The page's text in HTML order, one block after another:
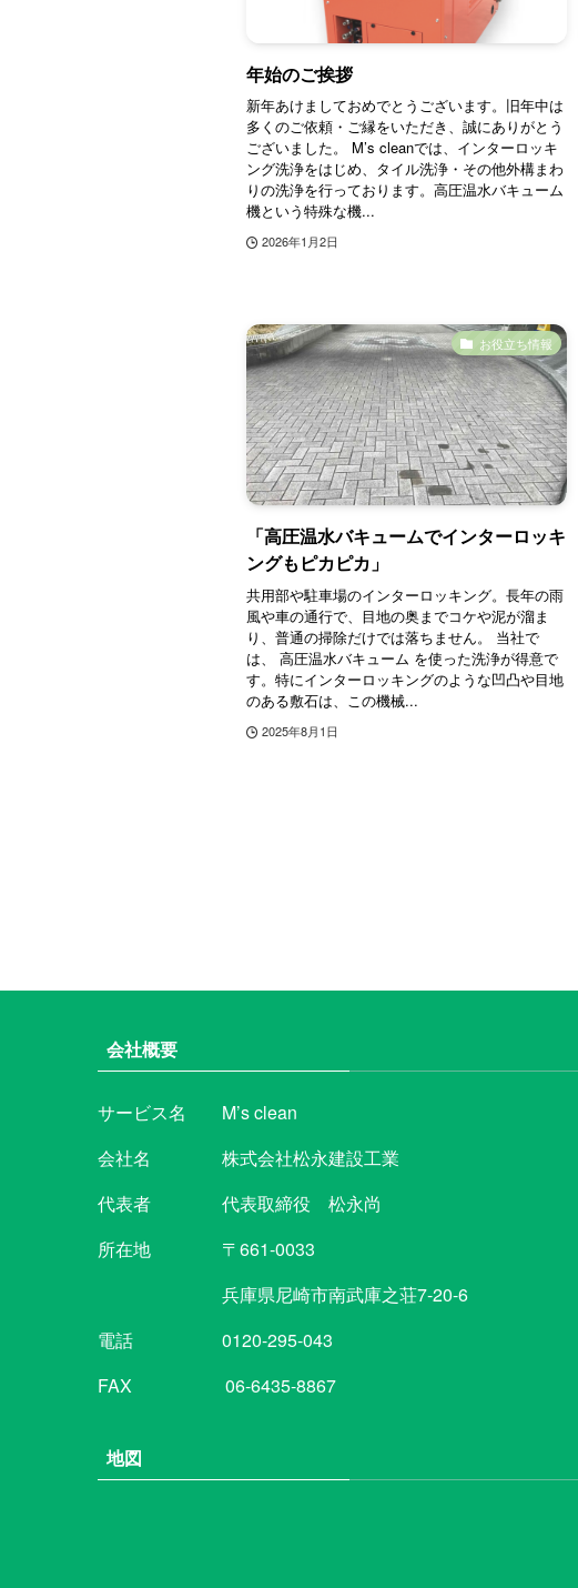
年始のご挨拶
新年あけましておめでとうございます。旧年中は
多くのご依頼・ご縁をいただき、誠にありがとう
ございました。 M’s cleanでは、インターロッキ
ング洗浄をはじめ、タイル洗浄・その他外構まわ
りの洗浄を行っております。高圧温水バキューム
機という特殊な機...
2026年1月2日
お役立ち情報
「高圧温水バキュームでインターロッキ
ングもピカピカ」
共用部や駐車場のインターロッキング。長年の雨
風や車の通行で、目地の奥までコケや泥が溜ま
り、普通の掃除だけでは落ちません。 当社で
は、 高圧温水バキューム を使った洗浄が得意で
す。特にインターロッキングのような凹凸や目地
のある敷石は、この機械...
2025年8月1日
会社概要
サービス名 M’s clean
会社名 株式会社松永建設工業
代表者 代表取締役 松永尚
所在地 〒661-0033
兵庫県尼崎市南武庫之荘7-20-6
電話 0120-295-043
FAX 06-6435-8867
地図